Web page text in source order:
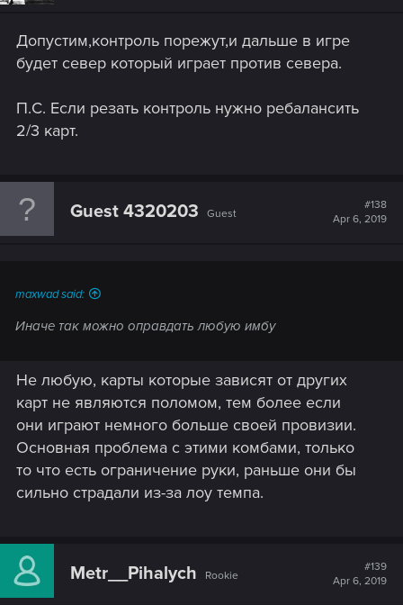
Допустим,контроль порежут,и дальше в игре
будет север который играет против севера.
П.С. Если резать контроль нужно ребалансить
2/3 карт.
Guest 4320203 Guest
#138
Apr 6, 2019
maxwad said:
Иначе так можно оправдать любую имбу
Не любую, карты которые зависят от других
карт не являются поломом, тем более если
они играют немного больше своей провизии.
Основная проблема с этими комбами, только
то что есть ограничение руки, раньше они бы
сильно страдали из-за лоу темпа.
Metr__Pihalych Rookie
#139
Apr 6, 2019